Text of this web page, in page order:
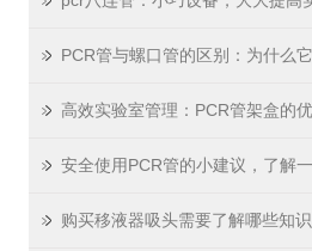
购买移液器吸头需要了解哪些知识